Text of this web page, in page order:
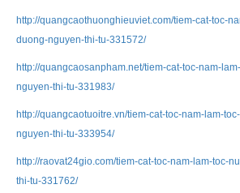
http://quangcaothuonghieuviet.com/tiem-cat-toc-
duong-nguyen-thi-tu-331572/
http://quangcaosanpham.net/tiem-cat-toc-nam-
nguyen-thi-tu-331983/
http://quangcaotuoitre.vn/tiem-cat-toc-nam-lam-
nguyen-thi-tu-333954/
http://raovat24gio.com/tiem-cat-toc-nam-lam-toc-
thi-tu-331762/